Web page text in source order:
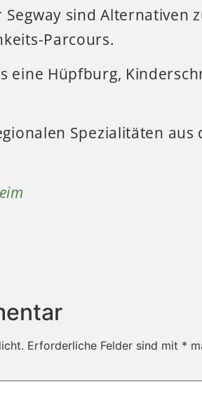
sind Alternativen
Parcours.
eine Hüpfburg,
Spezialitäten aus
Erforderliche Felder sind mit *